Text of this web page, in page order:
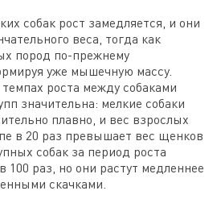
собак рост замедляется, и они
веса, тогда как
пород по-прежнему
уже мышечную массу.
роста между собаками
значительна: мелкие собаки
плавно, и вес взрослых
в 20 раз превышает вес щенков
собак за период роста
100 раз, но они растут медленнее
скачками.